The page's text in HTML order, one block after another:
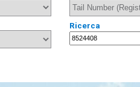
Ricerca